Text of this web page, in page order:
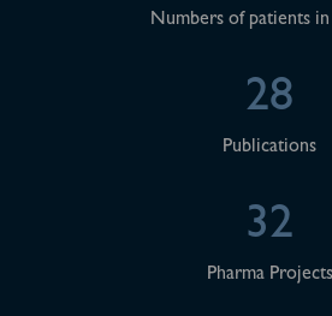
Numbers of patients in
28
Publications
32
Pharma Projects